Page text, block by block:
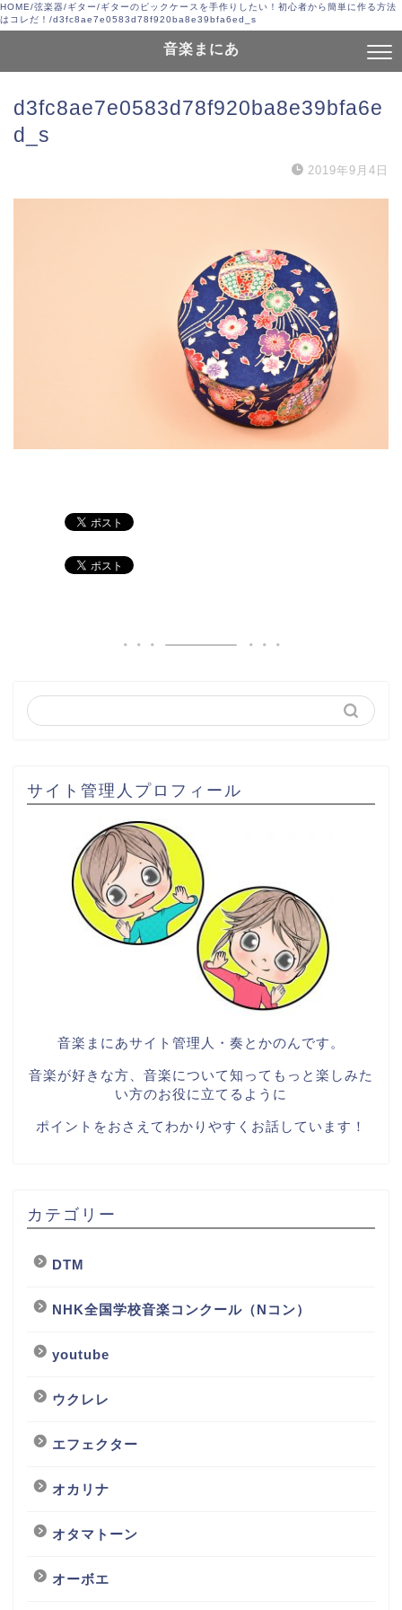
HOME/弦楽器/ギター/ギターのピックケースを手作りしたい！初心者から簡単に作る方法
はコレだ！ /d3fc8ae7e0583d78f920ba8e39bfa6ed_s
音楽まにあ
d3fc8ae7e0583d78f920ba8e39bfa6e
d_s
2019年9月4日
サイト管理人プロフィール
音楽まにあサイト管理人・奏とかのんです。
音楽が好きな方、音楽について知ってもっと楽しみた
い方のお役に立てるように
ポイントをおさえてわかりやすくお話しています！
カテゴリー
DTM
NHK全国学校音楽コンクール（Nコン）
youtube
ウクレレ
エフェクター
オカリナ
オタマトーン
オーボエ